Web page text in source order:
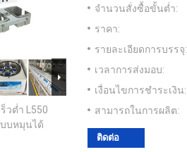
วต่ำ L550
บหมุนได้
จำนวนสั่งซื้อขั้นต่ำ:
ราคา:
รายละเอียดการบรรจุ:
เวลาการส่งมอบ:
เงื่อนไขการชำระเงิน:
สามารถในการผลิต:
ติดต่อ